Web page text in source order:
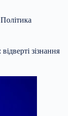
Політика
зізнання